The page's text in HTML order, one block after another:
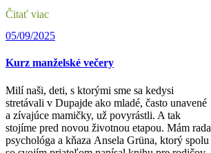
Čitať viac
05/09/2025
Kurz manželské večery
Milí naši, deti, s ktorými sme sa kedysi
stretávali v Dupajde ako mladé, často unavené
a zívajúce mamičky, už povyrástli. A tak
stojíme pred novou životnou etapou. Mám rada
psychológa a kňaza Ansela Grüna, ktorý spolu